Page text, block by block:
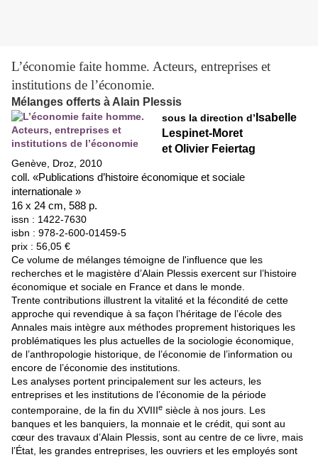
L’économie faite homme. Acteurs, entreprises et
institutions de l’économie.
Mélanges offerts à Alain Plessis
sous la direction d’ Isabelle
Lespinet-Moret
et Olivier Feiertag
Genève, Droz, 2010
coll. «Publications d’histoire économique et sociale
internationale »
16 x 24 cm, 588 p.
issn : 1422-7630
isbn : 978-2-600-01459-5
prix : 56,05 €
Ce volume de mélanges témoigne de l'influence que les
recherches et le magistère d’Alain Plessis exercent sur l’histoire
économique et sociale en France et dans le monde.
Trente contributions illustrent la vitalité et la fécondité de cette
approche qui revendique à sa façon l’héritage de l’école des
Annales mais intègre aux méthodes proprement historiques les
problématiques les plus actuelles de la sociologie économique,
de l’anthropologie historique, de l’économie de l’information ou
encore de l’économie des institutions.
Les analyses portent principalement sur les acteurs, les
entreprises et les institutions de l’économie de la période
contemporaine, de la fin du XVIIIe siècle à nos jours. Les
banques et les banquiers, la monnaie et le crédit, qui sont au
cœur des travaux d’Alain Plessis, sont au centre de ce livre, mais
l’État, les grandes entreprises, les ouvriers et les employés sont